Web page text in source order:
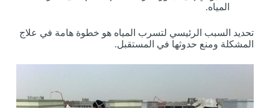
المياه.
تحديد السبب الرئيسي لتسرب المياه هو خطوة هامة في علاج
المشكلة ومنع حدوثها في المستقبل.